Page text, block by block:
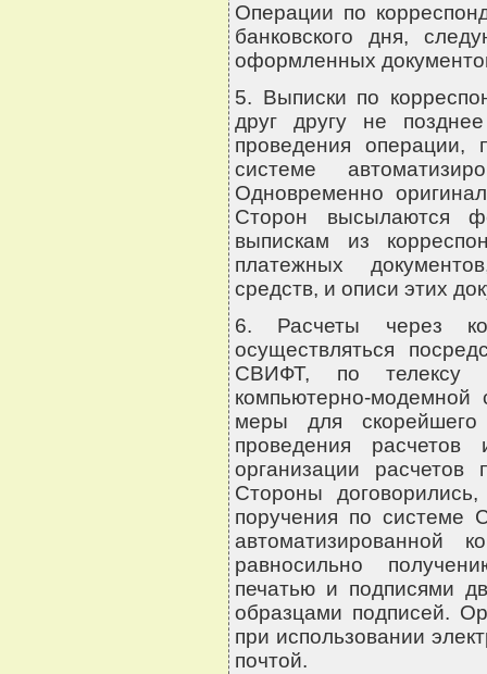
Операции по
банковского дня,
оформленных
5. Выписки по
друг другу не
проведения
системе
Одновременно
Сторон высылаются
выпискам из
платежных
средств, и описи этих
6. Расчеты через
осуществляться
СВИФТ, по телексу
компьютерно-
меры для скорейшего
проведения
организации расчетов
Стороны
поручения по системе
автоматизированной
равносильно
печатью и подписями
образцами подписей.
при использовании
почтой.